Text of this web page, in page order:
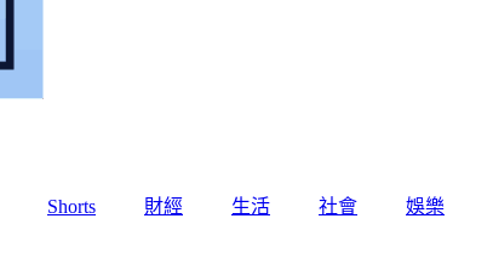
Shorts 財經 生活 社會
娛樂